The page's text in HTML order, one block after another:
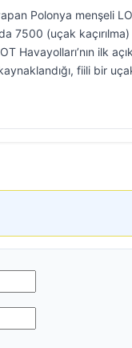
Polonya menşeli
7500 (uçak
Havayolları’nın ilk
fiili bir